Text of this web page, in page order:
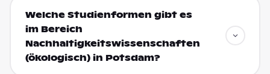
Welche Studienformen gibt es
im Bereich
Nachhaltigkeitswissenschaften
(ökologisch) in Potsdam?